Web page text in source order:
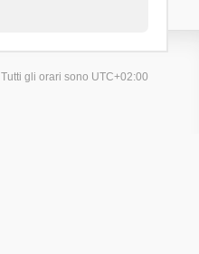
Tutti gli orari sono UTC+02:00